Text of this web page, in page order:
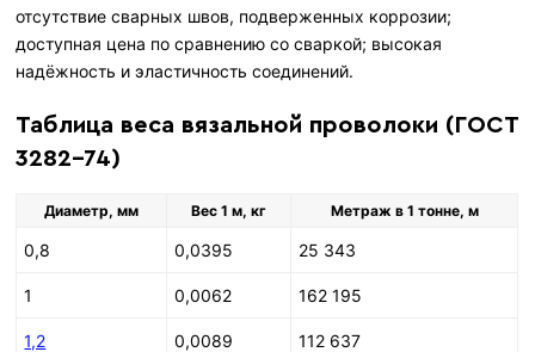
отсутствие сварных швов, подверженных коррозии;
доступная цена по сравнению со сваркой; высокая
надёжность и эластичность соединений.
Таблица веса вязальной проволоки (ГОСТ
3282-74)
Диаметр, мм Вес 1 м, кг Метраж в 1 тонне, м
0,8 0,0395 25 343
1 0,0062 162 195
1,2 0,0089 112 637